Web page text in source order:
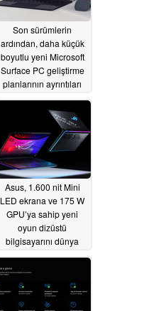
Son sürümlerin
ardından, daha küçük
boyutlu yeni Microsoft
Surface PC geliştirme
planlarının ayrıntıları
07/01/2026
Asus, 1.600 nit Mini
LED ekrana ve 175 W
GPU’ya sahip yeni
oyun dizüstü
bilgisayarını dünya